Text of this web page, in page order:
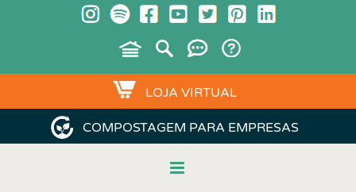
LOJA VIRTUAL
COMPOSTAGEM PARA EMPRESAS